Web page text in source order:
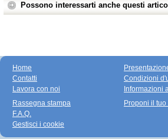
Possono interessarti anche questi
Home
Contatti
Lavora con noi
Condizioni
Informazioni
Rassegna stampa
F.A.Q.
Gestisci i cookie
Proponi il tuo